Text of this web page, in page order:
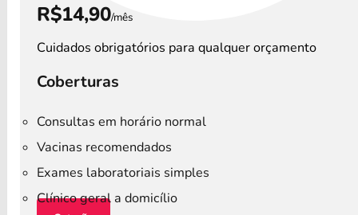
R$14,90/mês
Cuidados obrigatórios para qualquer orçamento
Coberturas
Consultas em horário normal
Vacinas recomendados
Exames laboratoriais simples
Clínico geral a domicílio